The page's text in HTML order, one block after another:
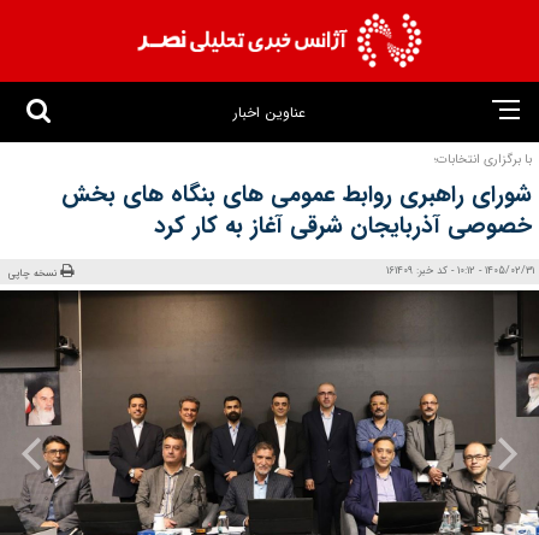
عناوین اخبار
با برگزاری انتخابات؛
شورای راهبری روابط عمومی‌ های بنگاه‌ های بخش
خصوصی آذربایجان‌ شرقی آغاز به کار کرد
1405/02/31 - 10:12 - کد خبر: 161409 نسخه چاپی